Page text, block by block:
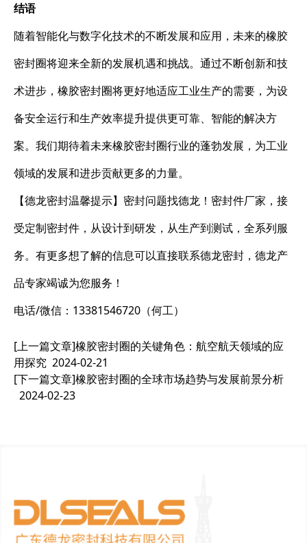
结语
随着智能化与数字化技术的不断发展和应用，未来的橡胶
密封圈将迎来全新的发展机遇和挑战。通过不断创新和技
术进步，橡胶密封圈将更好地适应工业生产的需要，为设
备安全运行和生产效率提升提供更可靠、智能的解决方
案。我们期待着未来橡胶密封圈行业的蓬勃发展，为工业
领域的发展和进步贡献更多的力量。
【德龙密封温馨提示】密封问题找德龙！密封件厂家，接
受定制密封件，从设计到研发，从生产到测试，全系列服
务。有更多想了解的信息可以直接联系德龙密封，德龙产
品专家竭诚为您服务！
电话/微信：13381546720（何工）
[上一篇文章]橡胶密封圈的关键角色：航空航天领域的应
用探究 2024-02-21
[下一篇文章]橡胶密封圈的全球市场趋势与发展前景分析
2024-02-23